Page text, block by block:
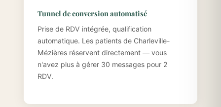
Tunnel de conversion automatisé
Prise de RDV intégrée, qualification
automatique. Les patients de Charleville-
Mézières réservent directement — vous
n'avez plus à gérer 30 messages pour 2
RDV.